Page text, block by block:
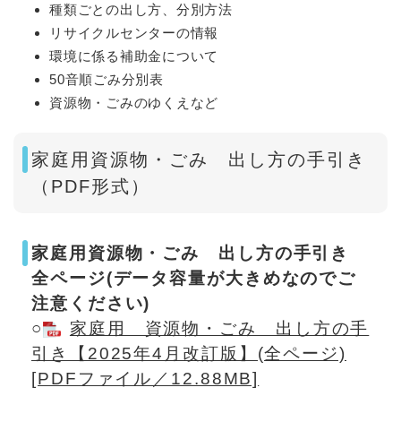
種類ごとの出し方、分別方法
リサイクルセンターの情報
環境に係る補助金について
50音順ごみ分別表
資源物・ごみのゆくえなど
家庭用資源物・ごみ 出し方の手引き
（PDF形式）
家庭用資源物・ごみ 出し方の手引き
全ページ(データ容量が大きめなのでご
注意ください)
○
家庭用 資源物・ごみ 出し方の手
引き【2025年4月改訂版】(全ページ)
[PDFファイル／12.88MB]